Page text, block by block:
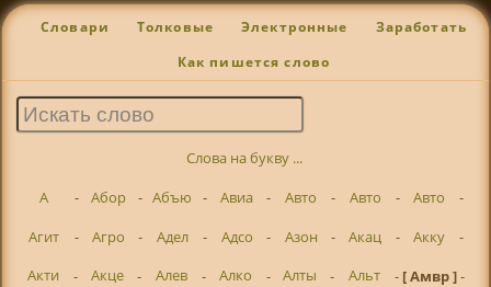
Словари Толковые Электронные Заработать
Как пишется слово
Слова на букву ...
А
- Абор - Абъю - Авиа - Авто - Авто - Авто
-
Агит
- Агро - Адел - Адсо - Азон - Акац - Акку
-
Акти
- Акце - Алев - Алко - Алты - Альт - [ Амвр ]-